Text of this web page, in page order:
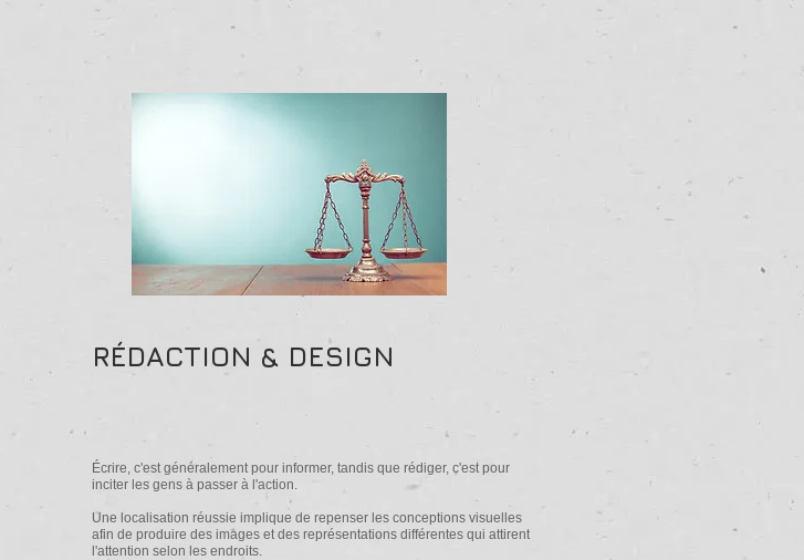
RÉDACTION & DESIGN
Écrire, c'est généralement pour informer, tandis que rédiger, c'est pour
inciter les gens à passer à l'action.
Une localisation réussie implique de repenser les conceptions visuelles
afin de produire des images et des représentations différentes qui attirent
l'attention selon les endroits.